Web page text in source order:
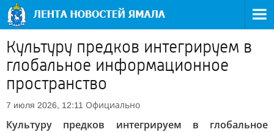
Культуру предков интегрируем в
глобальное информационное
пространство
7 июля 2026, 12:11 Официально
Культуру предков интегрируем в глобальное